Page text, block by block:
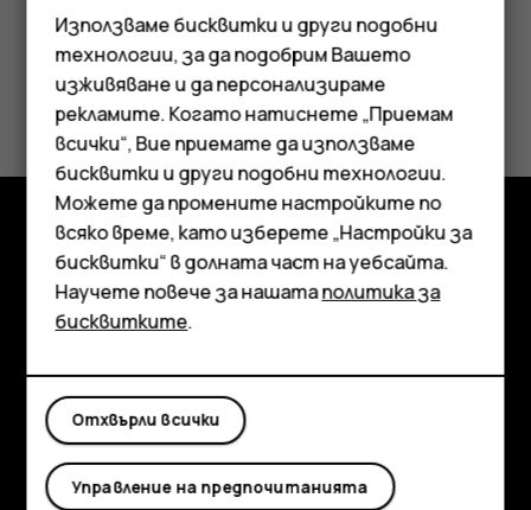
Смартфони
Мобилни телефони
Аксесоари
Таблети
Полезен ли беше този отговор?
Да Не
Изследвайте
Информация
Поддръжка
FacebookInstagram
TiktokYoutubeLinkedinDiscord
Използваме бисквитки и други подобни
технологии, за да подобрим Вашето
изживяване и да персонализираме
рекламите. Когато натиснете „Приемам
всички“, Вие приемате да използваме
бисквитки и други подобни технологии.
Можете да промените настройките по
всяко време, като изберете „Настройки за
бисквитки“ в долната част на уебсайта.
Научете повече за нашатаполитика за
бисквитките.
Отхвърли всички
Управление на предпочитанията